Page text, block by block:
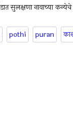
सुलक्षणा नावाच्या
pothi puran